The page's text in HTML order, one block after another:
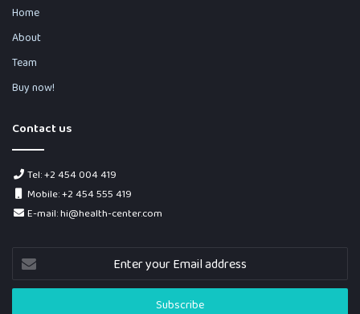
Home
About
Team
Buy now!
Contact us
Tel: +2 454 004 419
Mobile: +2 454 555 419
E-mail: hi@health-center.com
Enter
your
Email